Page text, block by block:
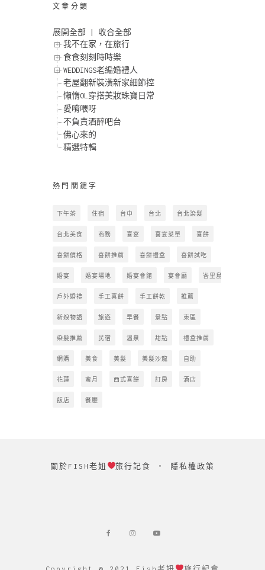
文章分類
展開全部
收合全部
我不在家，在旅行
食食刻刻時時樂
WEDDINGS老編婚禮人
老屋翻新裝潢新家細節控
懶惰OL穿搭美妝珠寶日常
愛唷喂呀
不負責酒醉吧台
佛心來的
精選特輯
熱門關鍵字
下午茶 住宿 台中 台北 台北染髮
台北美食 商務 喜宴 喜宴菜單 喜餅
喜餅價格 喜餅推薦 喜餅禮盒 喜餅試吃
婚宴 婚宴場地 婚宴會館 宴會廳 峇里島
戶外婚禮 手工喜餅 手工餅乾 推薦
新娘物語 旅遊 早餐 景點 東區
染髮推薦 民宿 溫泉 甜點 禮盒推薦
網購 美食 美髮 美髮沙龍 自助
花蓮 蜜月 西式喜餅 訂房 酒店
飯店 餐廳
關於FISH老妞 旅行記食 ‧ 隱私權政策